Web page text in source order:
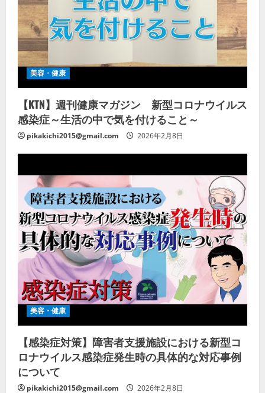
美容・健康
【KTN】週刊健康マガジン 新型コロナウイルス
感染症～生活の中で気を付けること～
pikakichi2015@gmail.com 2026年2月8日
美容・健康
【感染症対策】障害者支援施設における新型コ
ロナウイルス感染症発生時の具体的な対応事例
について
pikakichi2015@gmail.com 2026年2月8日